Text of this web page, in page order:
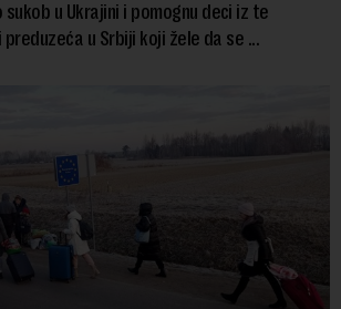
sukob u Ukrajini i pomognu deci iz te
u Srbiji koji žele da se ...